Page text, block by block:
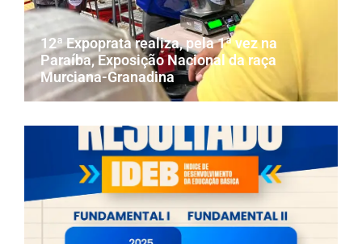
12ª Expoprata realiza, pela 1ª vez na
Paraíba, Exposição Nacional da raça
Murciana-Granadina